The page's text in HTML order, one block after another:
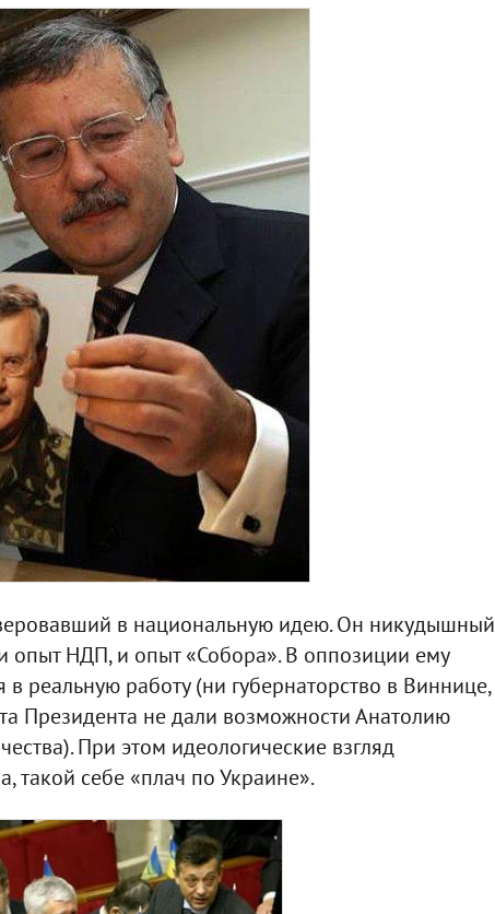
в национальную идею. Он никудышный
опыт НДП, и опыт «Собора». В оппозиции ему
реальную работу (ни губернаторство в Виннице,
Президента не дали возможности Анатолию
При этом идеологические взгляд
такой себе «плач по Украине».